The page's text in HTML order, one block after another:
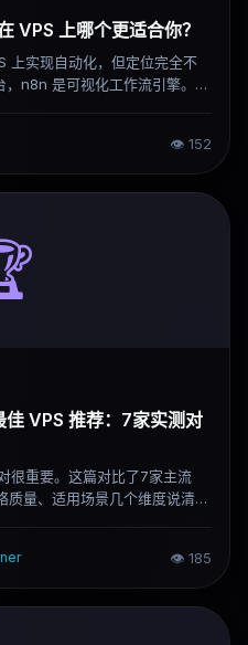
VPS 上哪个更适合你？
实现自动化，但定位完全不
n8n 是可视化工作流引擎。选
👁 152
VPS 推荐：7家实测对
很重要。这篇对比了7家主流
质量、适用场景几个维度说清楚
👁 185